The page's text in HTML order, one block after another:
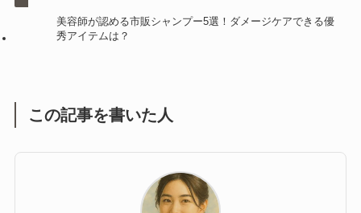
美容師が認める市販シャンプー5選！ダメージケアできる優
秀アイテムは？
この記事を書いた人